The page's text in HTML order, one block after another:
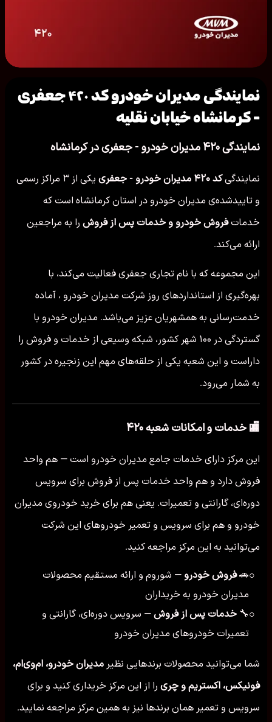
نمایندگی مدیران خودرو کد ۴۲۰ جعفری
- کرمانشاه خیابان نقلیه
نمایندگی ۴۲۰ مدیران خودرو - جعفری در کرمانشاه
نمایندگیکد ۴۲۰ مدیران خودرو - جعفری
یکی از ۳ مراکز رسمی
و تاییدشده‌ی مدیران خودرو در استان کرمانشاه است که
خدماتفروش خودرو و خدمات پس از فروش را به مراجعین
ارائه می‌کند.
این مجموعه که با نام تجاری جعفری فعالیت می‌کند، با
بهره‌گیری از استانداردهای روز شرکت مدیران خودرو ، آماده
خدمت‌رسانی به همشهریان عزیز می‌باشد. مدیران خودرو با
گستردگی در ۱۰۰ شهر کشور، شبکه وسیعی از خدمات و فروش را
داراست و این شعبه یکی از حلقه‌های مهم این زنجیره در کشور
به شمار می‌رود.
🏬 خدمات و امکانات شعبه ۴۲۰
این مرکز دارای خدمات جامع مدیران خودرو است — هم واحد
فروش دارد و هم واحد خدمات پس از فروش برای سرویس
دوره‌ای، گارانتی و تعمیرات. یعنی هم برای خرید خودروی مدیران
خودرو و هم برای سرویس و تعمیر خودروهای این شرکت
می‌توانید به این مرکز مراجعه کنید.
○
🚗فروش خودرو — شوروم و ارائه مستقیم محصولات
مدیران خودرو به خریداران
○
🔧 خدمات پس از فروش — سرویس دوره‌ای، گارانتی و
تعمیرات خودروهای مدیران خودرو
شما می‌توانید محصولات برندهایی نظیر مدیران خودرو، ام‌وی‌ام،
فونیکس، اکستریم و چری را از این مرکز خریداری کنید و برای
سرویس و تعمیر همان برندها نیز به همین مرکز مراجعه نمایید.